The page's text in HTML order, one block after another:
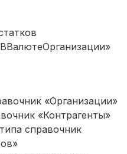
«Организации»
«Контрагенты»
справочник